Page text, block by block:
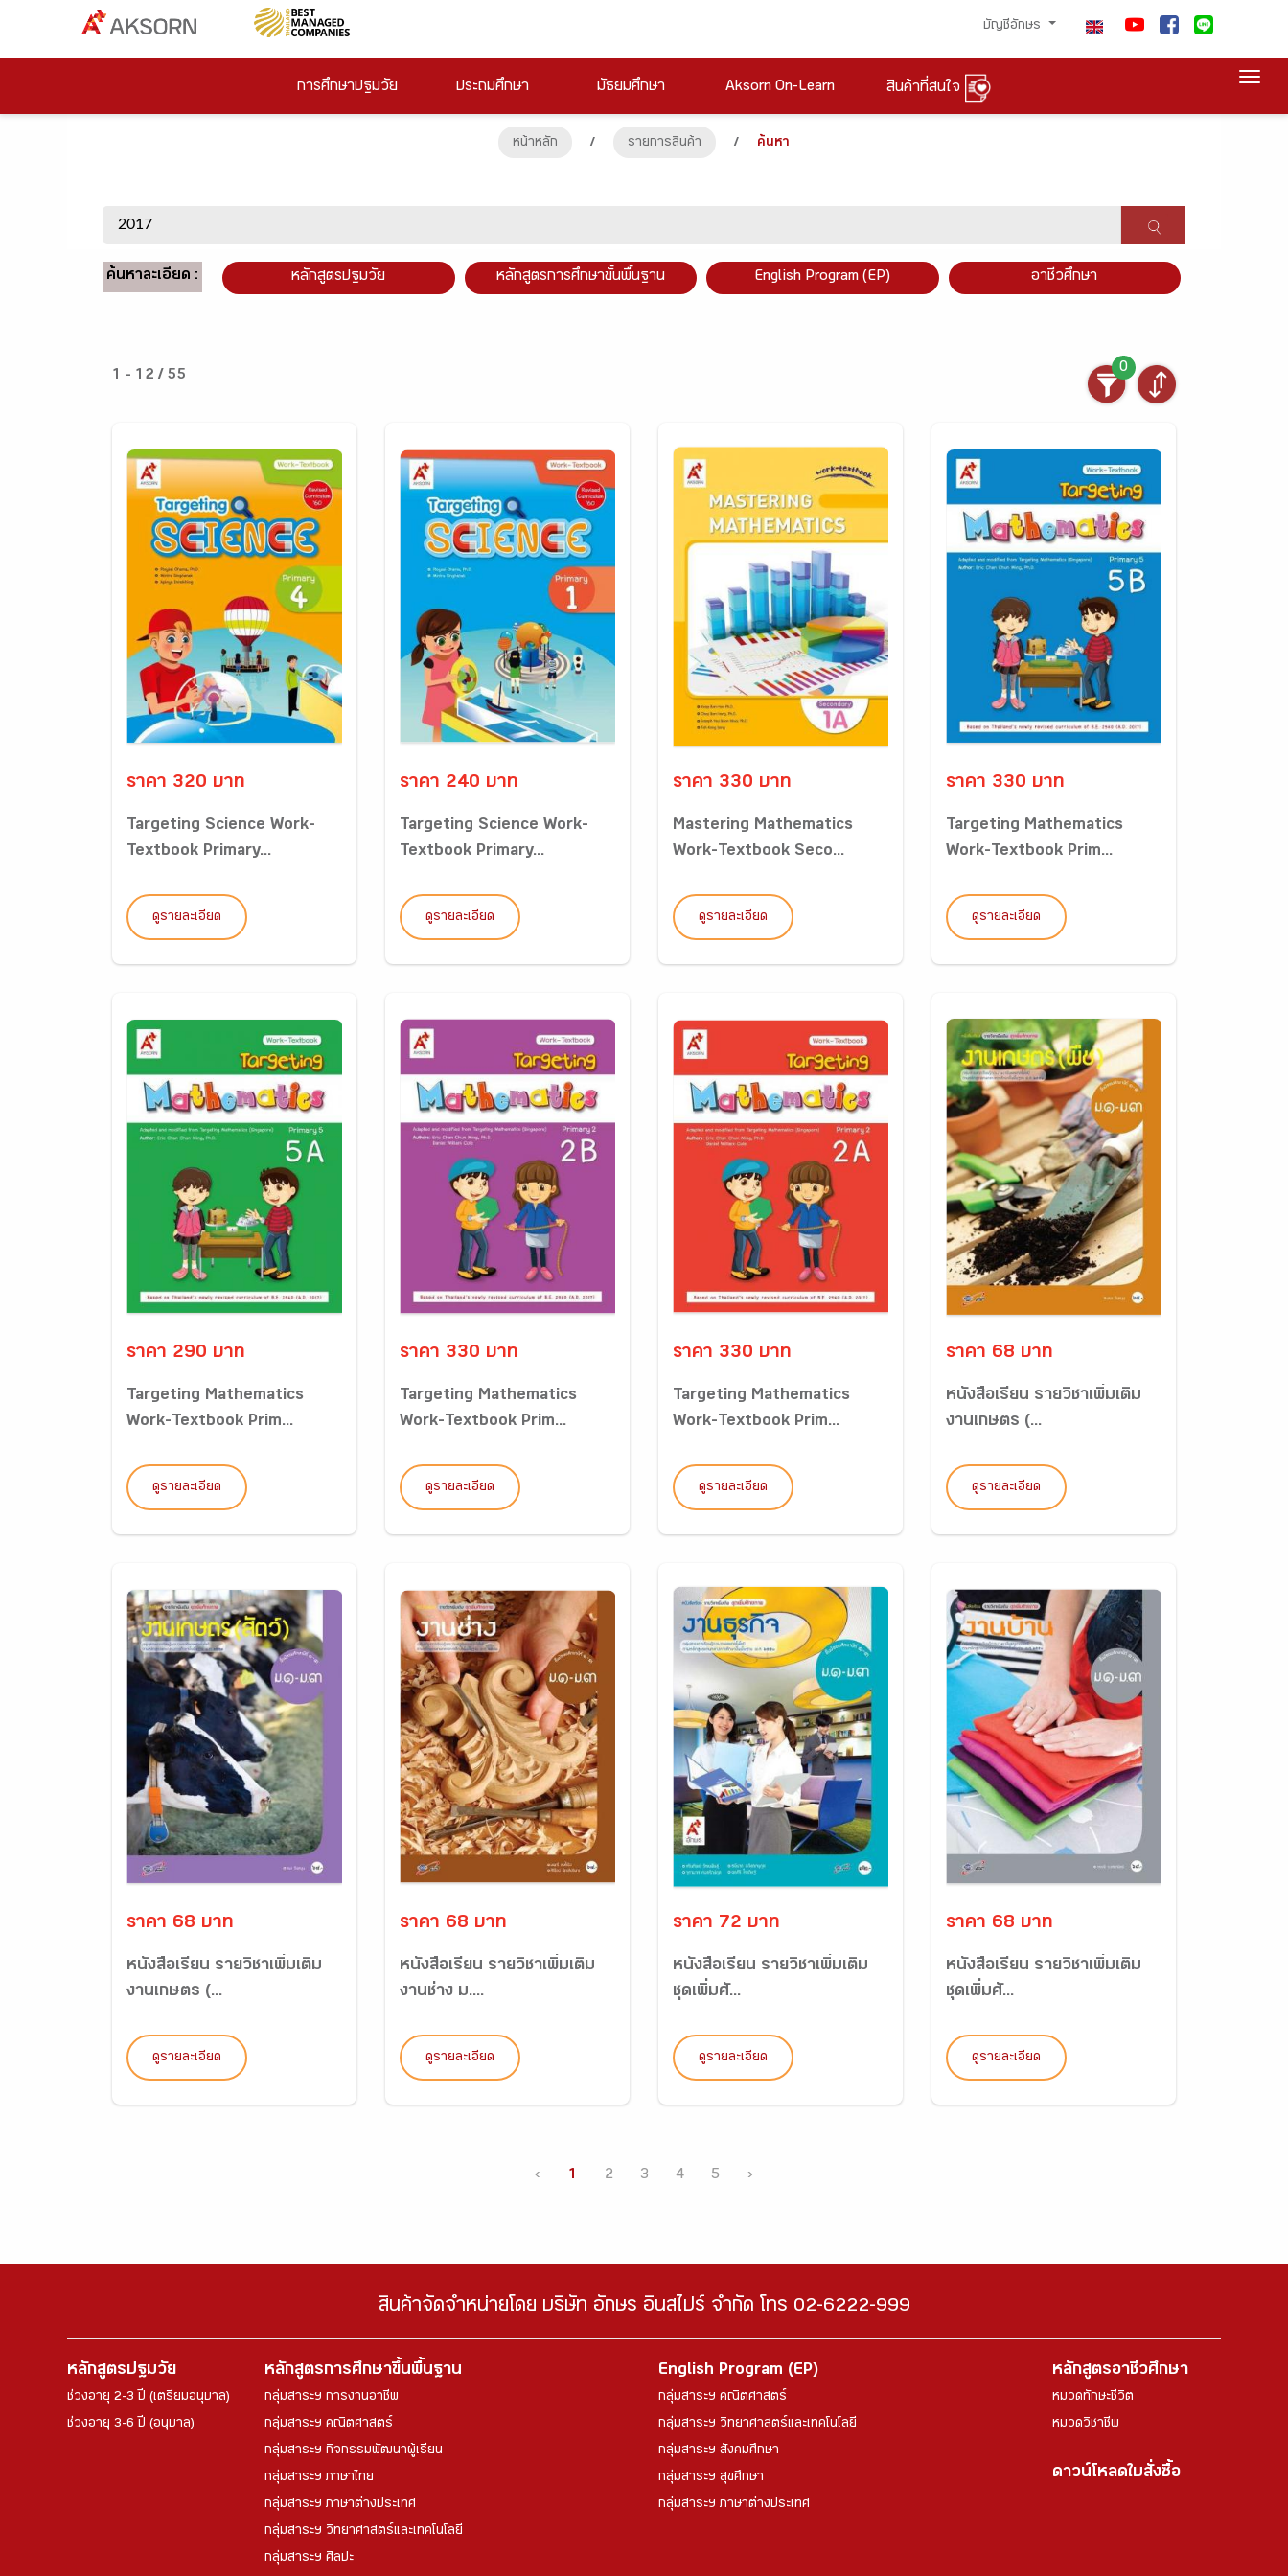
บัญชีอักษร
การศึกษาปฐมวัย ประถมศึกษา มัธยมศึกษา Aksorn On-Learn สินค้าที่สนใจ
หน้าหลัก / รายการสินค้า / ค้นหา
ค้นหาละเอียด : หลักสูตรปฐมวัย หลักสูตรการศึกษาขั้นพื้นฐาน English Program (EP) อาชีวศึกษา
1 - 12 / 55
0
ราคา 320 บาท
Targeting Science Work-
Textbook Primary...
ดูรายละเอียด
ราคา 240 บาท
Targeting Science Work-
Textbook Primary...
ดูรายละเอียด
ราคา 330 บาท
Mastering Mathematics
Work-Textbook Seco...
ดูรายละเอียด
ราคา 330 บาท
Targeting Mathematics
Work-Textbook Prim...
ดูรายละเอียด
ราคา 290 บาท
Targeting Mathematics
Work-Textbook Prim...
ดูรายละเอียด
ราคา 330 บาท
Targeting Mathematics
Work-Textbook Prim...
ดูรายละเอียด
ราคา 330 บาท
Targeting Mathematics
Work-Textbook Prim...
ดูรายละเอียด
ราคา 68 บาท
หนังสือเรียน รายวิชาเพิ่มเติม
งานเกษตร (...
ดูรายละเอียด
ราคา 68 บาท
หนังสือเรียน รายวิชาเพิ่มเติม
งานเกษตร (...
ดูรายละเอียด
ราคา 68 บาท
หนังสือเรียน รายวิชาเพิ่มเติม
งานช่าง ม....
ดูรายละเอียด
ราคา 72 บาท
หนังสือเรียน รายวิชาเพิ่มเติม
ชุดเพิ่มศั...
ดูรายละเอียด
ราคา 68 บาท
หนังสือเรียน รายวิชาเพิ่มเติม
ชุดเพิ่มศั...
ดูรายละเอียด
‹ 1 2 3 4 5 ›
สินค้าจัดจำหน่ายโดย บริษัท อักษร อินสไปร์ จำกัด โทร 02-6222-999
หลักสูตรปฐมวัย
ช่วงอายุ 2-3 ปี (เตรียมอนุบาล)
ช่วงอายุ 3-6 ปี (อนุบาล)
หลักสูตรการศึกษาขึ้นพื้นฐาน
กลุ่มสาระฯ การงานอาชีพ
กลุ่มสาระฯ คณิตศาสตร์
กลุ่มสาระฯ กิจกรรมพัฒนาผู้เรียน
กลุ่มสาระฯ ภาษาไทย
กลุ่มสาระฯ ภาษาต่างประเทศ
กลุ่มสาระฯ วิทยาศาสตร์และเทคโนโลยี
กลุ่มสาระฯ ศิลปะ
English Program (EP)
กลุ่มสาระฯ คณิตศาสตร์
กลุ่มสาระฯ วิทยาศาสตร์และเทคโนโลยี
กลุ่มสาระฯ สังคมศึกษา
กลุ่มสาระฯ สุขศึกษา
กลุ่มสาระฯ ภาษาต่างประเทศ
หลักสูตรอาชีวศึกษา
หมวดทักษะชีวิต
หมวดวิชาชีพ
ดาวน์โหลดใบสั่งซื้อ